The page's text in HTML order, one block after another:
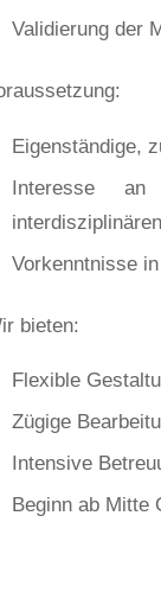
Validierung der
Eigenständige,
Interesse an
Vorkenntnisse
bieten:
Flexible
Zügige
Intensive
Beginn ab Mitte